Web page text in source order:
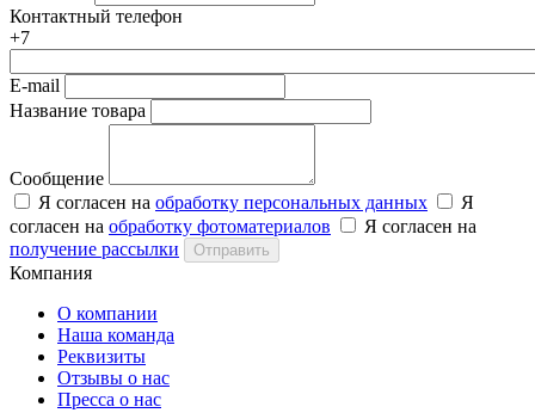
Контактный телефон
+7
E-mail
Название товара
Сообщение
Я согласен на обработку персональных данных
Я
согласен на обработку фотоматериалов
Я согласен на
получение рассылки
Отправить
Компания
О компании
Наша команда
Реквизиты
Отзывы о нас
Пресса о нас